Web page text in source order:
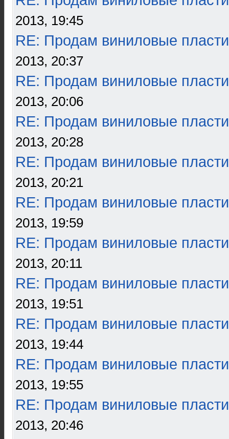
2013, 19:45
RE: Продам виниловые
2013, 20:37
RE: Продам виниловые
2013, 20:06
RE: Продам виниловые
2013, 20:28
RE: Продам виниловые
2013, 20:21
RE: Продам виниловые
2013, 19:59
RE: Продам виниловые
2013, 20:11
RE: Продам виниловые
2013, 19:51
RE: Продам виниловые
2013, 19:44
RE: Продам виниловые
2013, 19:55
RE: Продам виниловые
2013, 20:46